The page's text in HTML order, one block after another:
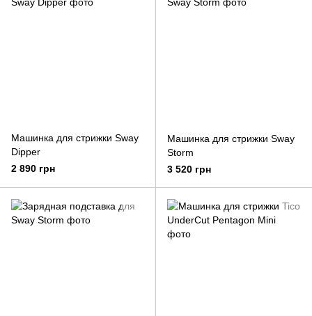
Машинка для стрижки Sway
Dipper
2 890 грн
Машинка для стрижки Sway
Storm
3 520 грн